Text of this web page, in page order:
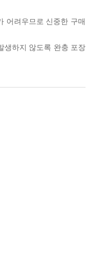
어려우므로 신중한 구매
생하지 않도록 완충 포장